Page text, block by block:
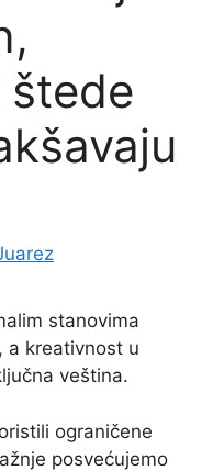
štede
stanovima
a kreativnost u
veština.
ograničene
posvećujemo